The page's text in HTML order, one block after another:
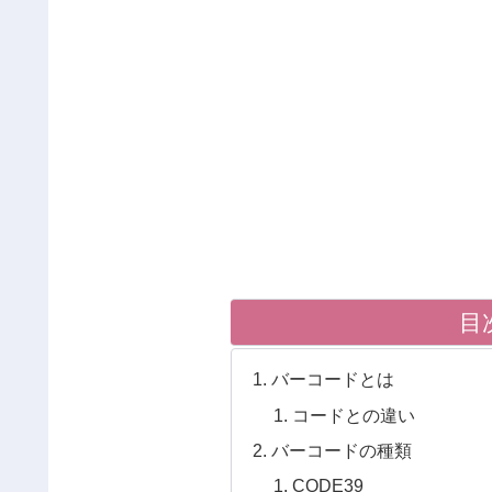
目
バーコードとは
コードとの違い
バーコードの種類
CODE39